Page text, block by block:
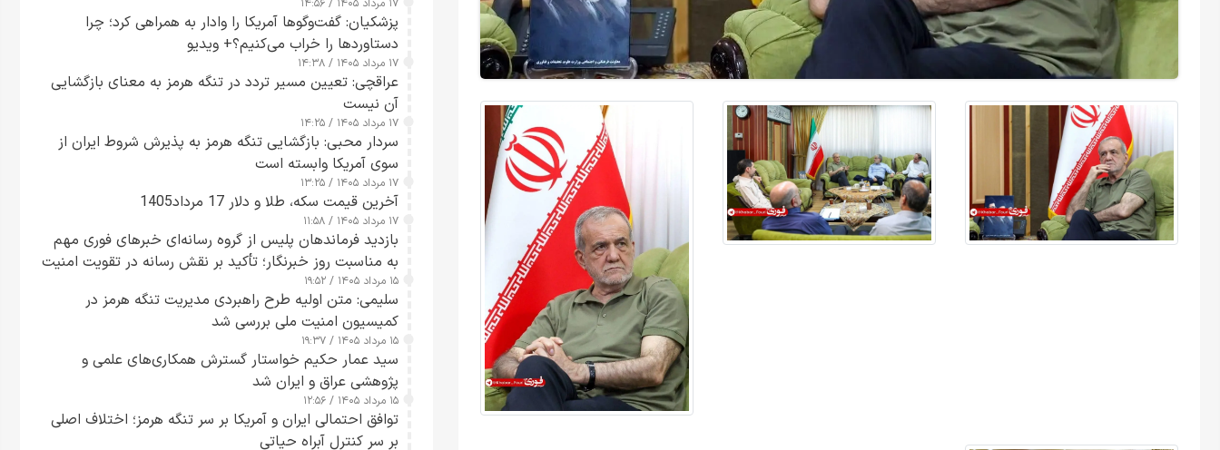
۱۷ مرداد ۱۴۰۵ / ۱۴:۵۶
پزشکیان: گفت‌وگوها آمریکا را وادار به همراهی کرد؛ چرا
دستاوردها را خراب می‌کنیم؟+ ویدیو
۱۷ مرداد ۱۴۰۵ / ۱۴:۳۸
عراقچی: تعیین مسیر تردد در تنگه هرمز به معنای بازگشایی
آن نیست
۱۷ مرداد ۱۴۰۵ / ۱۴:۲۵
سردار محبی: بازگشایی تنگه هرمز به پذیرش شروط ایران از
سوی آمریکا وابسته است
۱۷ مرداد ۱۴۰۵ / ۱۳:۲۵
آخرین قیمت سکه، طلا و دلار 17 مرداد1405
۱۷ مرداد ۱۴۰۵ / ۱۱:۵۸
بازدید فرماندهان پلیس از گروه رسانه‌ای خبرهای فوری مهم
به مناسبت روز خبرنگار؛ تأکید بر نقش رسانه در تقویت امنیت
و اعتماد عمومی
۱۵ مرداد ۱۴۰۵ / ۱۹:۵۲
سلیمی: متن اولیه طرح راهبردی مدیریت تنگه هرمز در
کمیسیون امنیت ملی بررسی شد
۱۵ مرداد ۱۴۰۵ / ۱۹:۳۷
سید عمار حکیم خواستار گسترش همکاری‌های علمی و
پژوهشی عراق و ایران شد
۱۵ مرداد ۱۴۰۵ / ۱۲:۵۶
توافق احتمالی ایران و آمریکا بر سر تنگه هرمز؛ اختلاف اصلی
بر سر کنترل آبراه حیاتی